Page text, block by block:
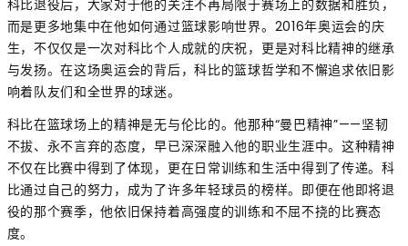
科比退役后，大家对于他的关注不再局限于赛场上的数据和胜负，
而是更多地集中在他如何通过篮球影响世界。2016年奥运会的庆
生，不仅仅是一次对科比个人成就的庆祝，更是对科比精神的继承
与发扬。在这场奥运会的背后，科比的篮球哲学和不懈追求依旧影
响着队友们和全世界的球迷。
科比在篮球场上的精神是无与伦比的。他那种“曼巴精神”——坚韧
不拔、永不言弃的态度，早已深深融入他的职业生涯中。这种精神
不仅在比赛中得到了体现，更在日常训练和生活中得到了传递。科
比通过自己的努力，成为了许多年轻球员的榜样。即便在他即将退
役的那个赛季，他依旧保持着高强度的训练和不屈不挠的比赛态
度。